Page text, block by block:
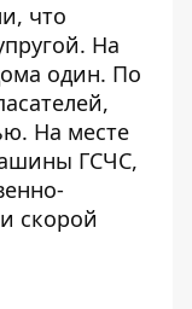
что
На
один. По
На месте
ГСЧС,
скорой